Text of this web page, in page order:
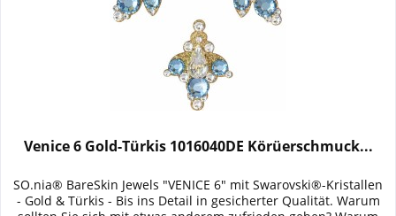
Venice 6 Gold-Türkis 1016040DE Körüerschmuck...
SO.nia® BareSkin Jewels "VENICE 6" mit Swarovski®-Kristallen
- Gold & Türkis - Bis ins Detail in gesicherter Qualität. Warum